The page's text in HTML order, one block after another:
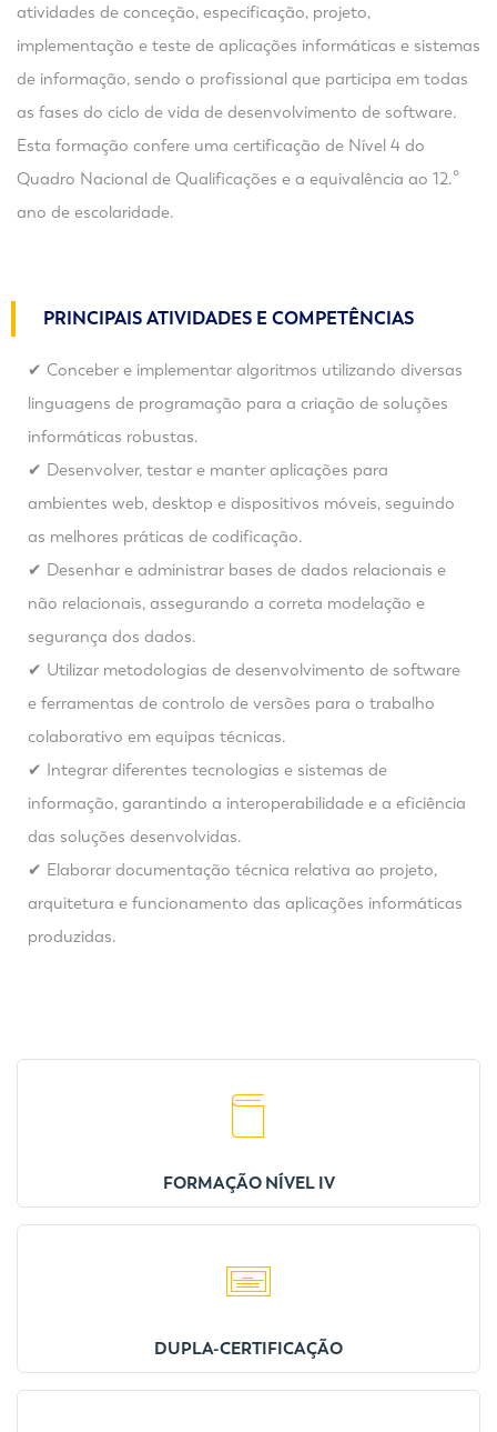
atividades de conceção, especificação, projeto,
implementação e teste de aplicações informáticas e sistemas
de informação, sendo o profissional que participa em todas
as fases do ciclo de vida de desenvolvimento de software.
Esta formação confere uma certificação de Nível 4 do
Quadro Nacional de Qualificações e a equivalência ao 12.º
ano de escolaridade.
PRINCIPAIS ATIVIDADES E COMPETÊNCIAS
✔ Conceber e implementar algoritmos utilizando diversas
linguagens de programação para a criação de soluções
informáticas robustas.
✔ Desenvolver, testar e manter aplicações para
ambientes web, desktop e dispositivos móveis, seguindo
as melhores práticas de codificação.
✔ Desenhar e administrar bases de dados relacionais e
não relacionais, assegurando a correta modelação e
segurança dos dados.
✔ Utilizar metodologias de desenvolvimento de software
e ferramentas de controlo de versões para o trabalho
colaborativo em equipas técnicas.
✔ Integrar diferentes tecnologias e sistemas de
informação, garantindo a interoperabilidade e a eficiência
das soluções desenvolvidas.
✔ Elaborar documentação técnica relativa ao projeto,
arquitetura e funcionamento das aplicações informáticas
produzidas.
FORMAÇÃO NÍVEL IV
DUPLA-CERTIFICAÇÃO